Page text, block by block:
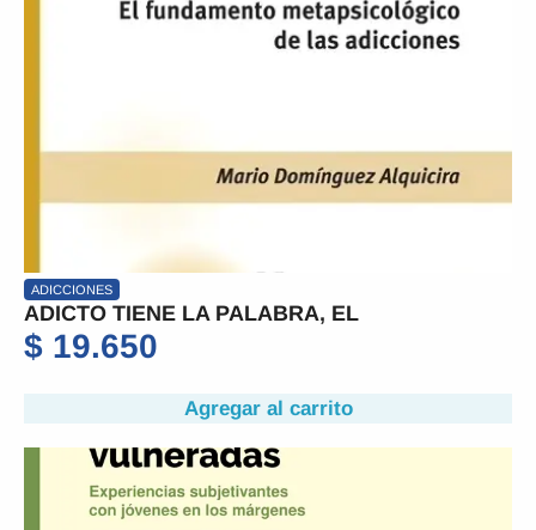
ADICCIONES
ADICTO TIENE LA PALABRA, EL
$ 19.650
Agregar al carrito